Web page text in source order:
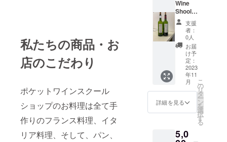
私たちの商品・お
店のこだわり
ポケットワインスクール
ショップのお料理は全て手
作りのフランス料理、イタ
リア料理、そして、パン、
料理、製
菓、製パン
他、トレー
ナー、大手
食品会社レ
シピ開発な
ど経験の
後、シニア
して従事。
インサロン
された
ブドウ
は優し
くプレ
スさ
れ、上
質の果
汁のみ
が抽出
されて
いま
シャル
ドネと
を使っ
日 予
約方法
受講
日程は
プロ
ジェク
ト終了
後メー
ルにて
調整さ
せてい
ただき
ます
ライン
N.V.
5000円
以上の
シャン
パー
ニュの
お買い
得ワイ
ンで
す。
Axelle
de
Vallon
ド・
Wine
Shool、
Shop限
定ボル
ドーお
すすめ
赤白
セット
2021(ﾃｭ
ﾇｳﾞｧ
ﾝ) Presi
dial
Thunuvi
nプレジ
ル テュ
支援
者：
0人
お届
け予
定：
2023
年11
月
詳細を見る
こ
の
リ
タ
ー
ン
を
選
択
す
る
5,0